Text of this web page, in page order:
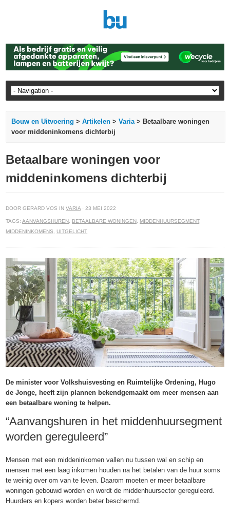
Bouw en Uitvoering >Artikelen >Varia> Betaalbare woningen
voor middeninkomens dichterbij
Betaalbare woningen voor
middeninkomens dichterbij
DOOR GERARD VOS INVARIA· 23 MEI 2022
TAGS:AANVANGSHUREN, BETAALBARE WONINGEN, MIDDENHUURSEGMENT,
MIDDENINKOMENS,UITGELICHT
De minister voor Volkshuisvesting en Ruimtelijke Ordening, Hugo
de Jonge, heeft zijn plannen bekendgemaakt om meer mensen aan
een betaalbare woning te helpen.
“Aanvangshuren in het middenhuursegment
worden gereguleerd”
Mensen met een middeninkomen vallen nu tussen wal en schip en
mensen met een laag inkomen houden na het betalen van de huur soms
te weinig over om van te leven. Daarom moeten er meer betaalbare
woningen gebouwd worden en wordt de middenhuursector gereguleerd.
Huurders en kopers worden beter beschermd.